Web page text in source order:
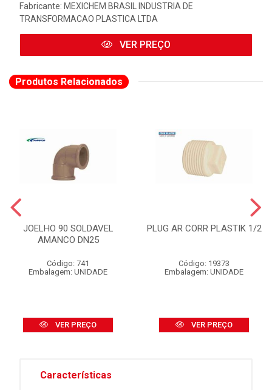
Fabricante: MEXICHEM BRASIL INDUSTRIA DE
TRANSFORMACAO PLASTICA LTDA
VER PREÇO
Produtos Relacionados
JOELHO 90 SOLDAVEL
AMANCO DN25
Código: 741
Embalagem: UNIDADE
VER PREÇO
PLUG AR CORR PLASTIK 1/2
Código: 19373
Embalagem: UNIDADE
VER PREÇO
Características